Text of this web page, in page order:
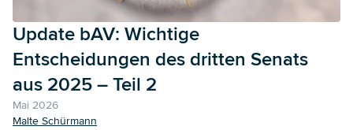
Update bAV: Wichtige
Entscheidungen des dritten Senats
aus 2025 – Teil 2
Mai 2026
Malte Schürmann